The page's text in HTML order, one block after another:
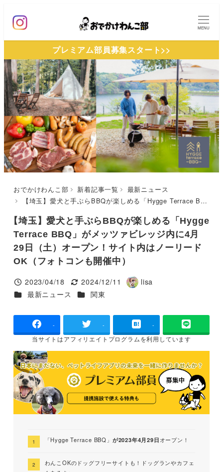
ン
ン
テ
ン
ツ
へ
移
動
MENU
プレミアム部員募集スタート>>
おでかけわんこ部 新着記事一覧
最新ニュース
【埼玉】愛犬と手ぶらBBQが楽しめる「Hygge Terrace BBQ」がメッツァビレッジ内に4月29日（土）オープン！サイト内はノーリードOK（フォトコンも開催中）
【埼玉】愛犬と手ぶらBBQが楽しめる「Hygge
Terrace BBQ」がメッツァビレッジ内に4月
29日（土）オープン！サイト内はノーリード
OK（フォトコンも開催中）
投稿日
2023/04/18
更新日
2024/12/11
著
lisa
カテゴリー
最新ニュース カテゴリー
関東
- - -
当サイトはアフィリエイトプログラムを利用しています
「Hygge Terrace BBQ」 が2023年4月29日オープン！
わんこOKのドッグフリーサイトも！ドッグランやカフェ